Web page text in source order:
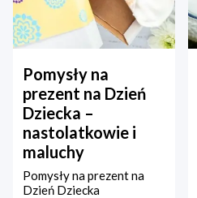
Pomysły na
prezent na Dzień
Dziecka –
nastolatkowie i
maluchy
Pomysły na prezent na
Dzień Dziecka